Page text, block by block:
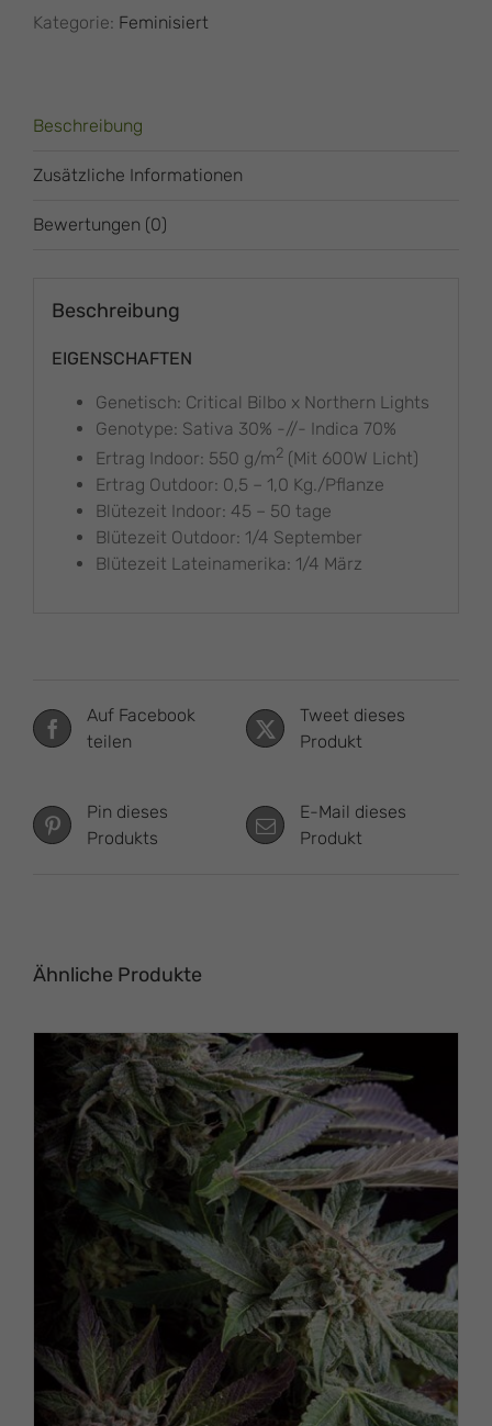
Kategorie: Feminisiert
Beschreibung
Zusätzliche Informationen
Bewertungen (0)
Beschreibung
EIGENSCHAFTEN
Genetisch: Critical Bilbo x Northern Lights
Genotype: Sativa 30% -//- Indica 70%
Ertrag Indoor: 550 g/m2(Mit 600W Licht)
Ertrag Outdoor: 0,5 – 1,0 Kg./Pflanze
Blütezeit Indoor: 45 – 50 tage
Blütezeit Outdoor: 1/4 September
Blütezeit Lateinamerika: 1/4 März
Auf Facebook
teilen
Tweet dieses
Produkt
Pin dieses
Produkts
E-Mail dieses
Produkt
Ähnliche Produkte